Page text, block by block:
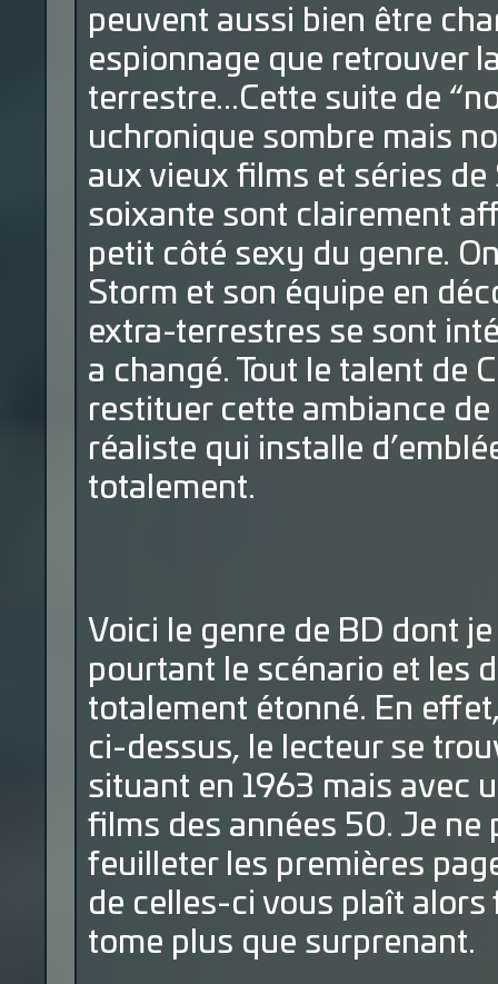
peuvent aussi bien être
espionnage que retrouver
terrestre...Cette suite de
uchronique sombre mais
aux vieux films et séries de
soixante sont clairement
petit côté sexy du genre.
Storm et son équipe en
extra-terrestres se sont
a changé. Tout le talent de
restituer cette ambiance
réaliste qui installe
totalement.
Voici le genre de BD dont
pourtant le scénario et les
totalement étonné. En
ci-dessus, le lecteur se
situant en 1963 mais avec
films des années 50. Je ne
feuilleter les premières
de celles-ci vous plaît alors
tome plus que surprenant.